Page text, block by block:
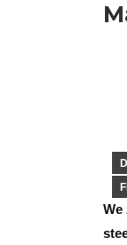
We